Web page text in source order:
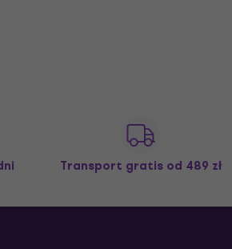
Transport gratis od 489 zł